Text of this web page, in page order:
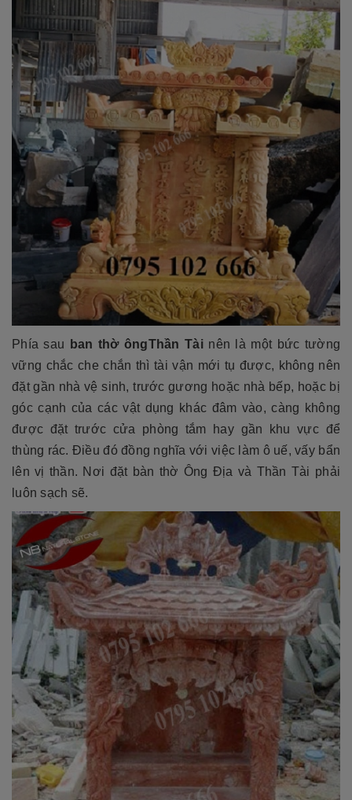
Phía sau ban thờ ôngThần Tàinên là một bức tường
vững chắc che chắn thì tài vận mới tụ được, không nên
đặt gần nhà vệ sinh, trước gương hoặc nhà bếp, hoặc bị
góc cạnh của các vật dụng khác đâm vào, càng không
được đặt trước cửa phòng tắm hay gần khu vực để
thùng rác. Điều đó đồng nghĩa với việc làm ô uế, vấy bẩn
lên vị thần. Nơi đặt bàn thờ Ông Địa và Thần Tài phải
luôn sạch sẽ.